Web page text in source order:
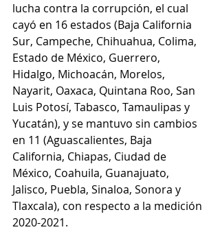
lucha contra la corrupción, el cual
cayó en 16 estados (Baja California
Sur, Campeche, Chihuahua, Colima,
Estado de México, Guerrero,
Hidalgo, Michoacán, Morelos,
Nayarit, Oaxaca, Quintana Roo, San
Luis Potosí, Tabasco, Tamaulipas y
Yucatán), y se mantuvo sin cambios
en 11 (Aguascalientes, Baja
California, Chiapas, Ciudad de
México, Coahuila, Guanajuato,
Jalisco, Puebla, Sinaloa, Sonora y
Tlaxcala), con respecto a la medición
2020-2021.